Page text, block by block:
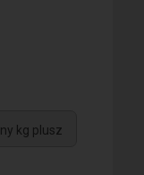
kg plusz